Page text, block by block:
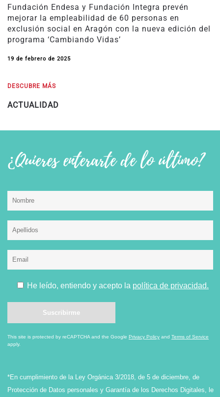
Fundación Endesa y Fundación Integra prevén
mejorar la empleabilidad de 60 personas en
exclusión social en Aragón con la nueva edición del
programa ‘Cambiando Vidas’
19 de febrero de 2025
DESCUBRE MÁS
ACTUALIDAD
¿Quieres enterarte de lo último?
He leído, entiendo y acepto la política de privacidad.
This site is protected by reCAPTCHA and the Google Privacy Policy and Terms of Service
apply.
*En cumplimiento de la Ley Orgánica 3/2018, de 5 de diciembre, de
Protección de Datos personales y Garantía de los Derechos Digitales, le